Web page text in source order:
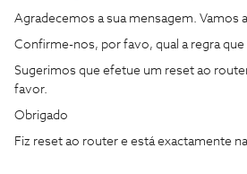
Agradecemos a sua mensagem. Vamos
Confirme-nos, por favo, qual a regra que
Sugerimos que efetue um reset ao
favor.
Obrigado
Fiz reset ao router e está exactamente